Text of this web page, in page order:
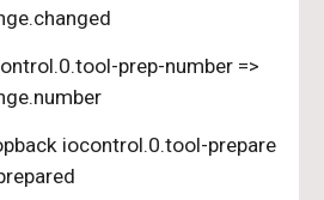
prep-number =>
iocontrol.0.tool-prepare